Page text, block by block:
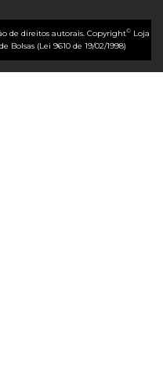
de direitos autorais. Copyright©Loja
de Bolsas (Lei 9610 de 19/02/1998)